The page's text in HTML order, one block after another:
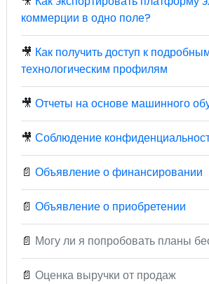
коммерции в одно поле?
🎥 Как получить доступ к
технологическим профилям
🎥 Отчеты на основе машинного
🎥 Соблюдение
📄 Объявление о финансировании
📄 Объявление о приобретении
📄 Могу ли я попробовать планы
📄 Оценка выручки от продаж